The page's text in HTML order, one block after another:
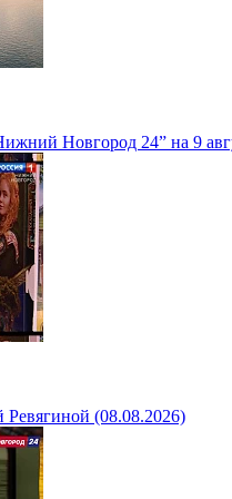
Новгород 24” на 9
(08.08.2026)